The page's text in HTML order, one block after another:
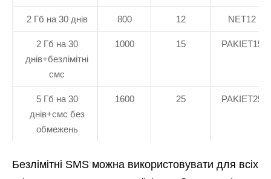
2 Гб на 30 днів 800 12 NET12
2 Гб на 30
днів+безлімітні
смс
1000 15 PAKIET15
5 Гб на 30
днів+смс без
обмежень
1600 25 PAKIET25
Безлімітні SMS можна використовувати для всіх